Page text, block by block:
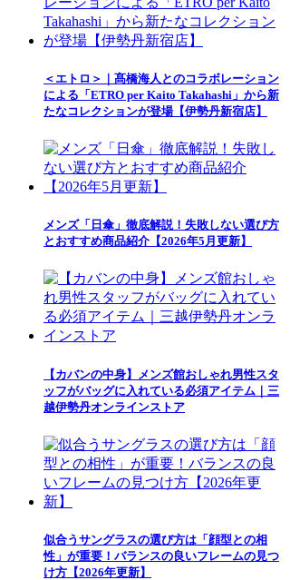
＜エトロ＞｜髙橋海人とのコラボレーション
による「ETRO per Kaito Takahashi」から新
たなコレクションが登場【伊勢丹新宿店】
メンズ「日傘」徹底解説！失敗しない選び方
とおすすめ商品紹介【2026年5月更新】
【カバンの中身】メンズ館おしゃれ男性スタ
ッフがバッグに入れている必須アイテム｜三
越伊勢丹オンラインストア
似合うサングラスの選び方は「顔型との相
性」が重要！バランスの良いフレームの見つ
け方【2026年更新】